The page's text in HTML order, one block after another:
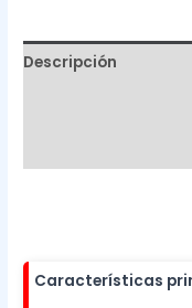
Descripción
Características